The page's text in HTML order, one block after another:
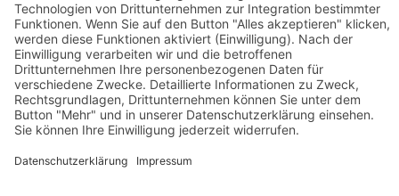
Recruitingfilm
Produktfilm
E-Learning
Videomarketing
Impressum